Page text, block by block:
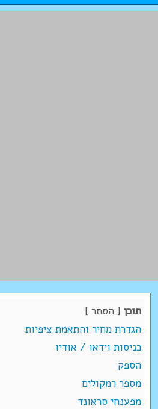
תוכן[ הסתר]
הגדרת מחיר והתאמת ציפיות
כניסות וידאו / אודיו
הספק
מספר רמקולים
מפענחי סראונד